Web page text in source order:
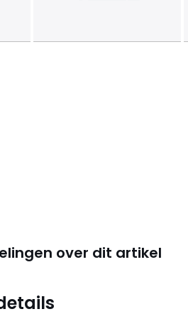
over dit artikel
4,7